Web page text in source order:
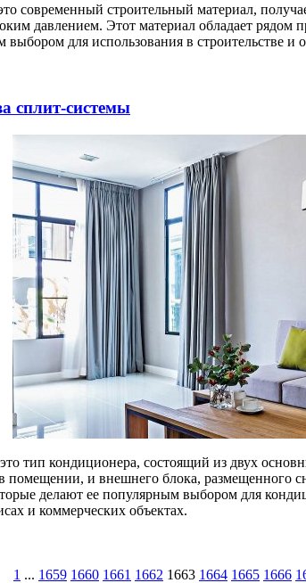
современный строительный материал,
давлением. Этот материал обладает рядом
выбором для использования в строительстве и
сплит-системы
тип кондиционера, состоящий из двух
помещении, и внешнего блока, размещенного
делают ее популярным выбором для
и коммерческих объектах.
1 ... 1659 1660 1661 1662 1663 1664 1665 1666